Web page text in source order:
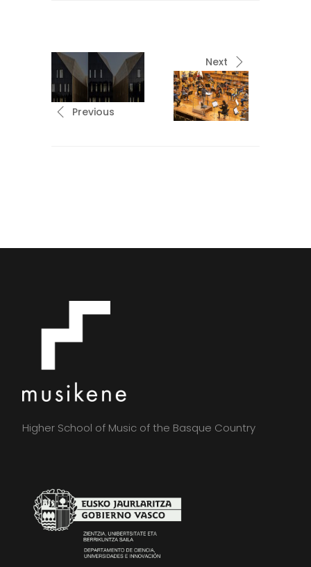
Previous
Next
Higher School of Music of the Basque Country